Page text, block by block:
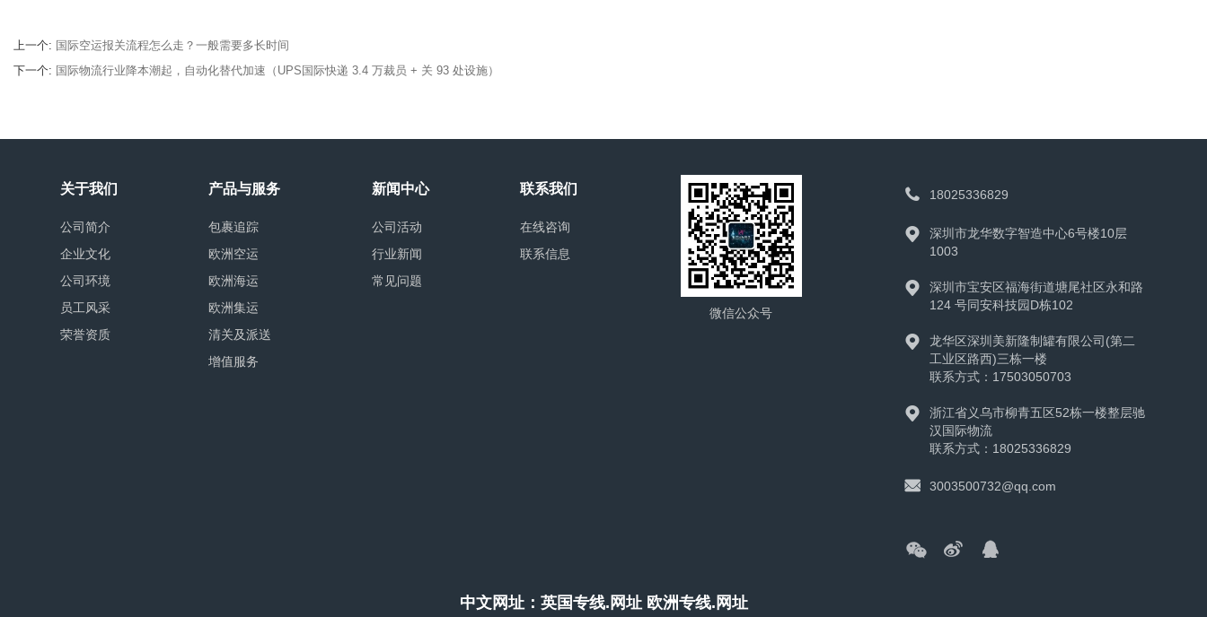
上一个: 国际空运报关流程怎么走？一般需要多长时间
下一个: 国际物流行业降本潮起，自动化替代加速（UPS国际快递 3.4 万裁员 + 关 93 处设施）
关于我们
公司简介
企业文化
公司环境
员工风采
荣誉资质
产品与服务
包裹追踪
欧洲空运
欧洲海运
欧洲集运
清关及派送
增值服务
新闻中心
公司活动
行业新闻
常见问题
联系我们
在线咨询
联系信息
微信公众号
 18025336829

深圳市龙华数字智造中心6号楼10层
1003

深圳市宝安区福海街道塘尾社区永和路
124 号同安科技园D栋102

龙华区深圳美新隆制罐有限公司(第二
工业区路西)三栋一楼
联系方式：17503050703

浙江省义乌市柳青五区52栋一楼整层驰
汉国际物流
联系方式：18025336829
 3003500732@qq.com
中文网址：英国专线.网址 欧洲专线.网址